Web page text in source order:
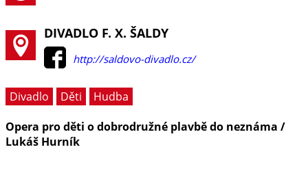
DIVADLO F. X. ŠALDY
http://saldovo-divadlo.cz/
Divadlo Děti
Hudba
Opera pro děti o dobrodružné plavbě do neznáma /
Lukáš Hurník